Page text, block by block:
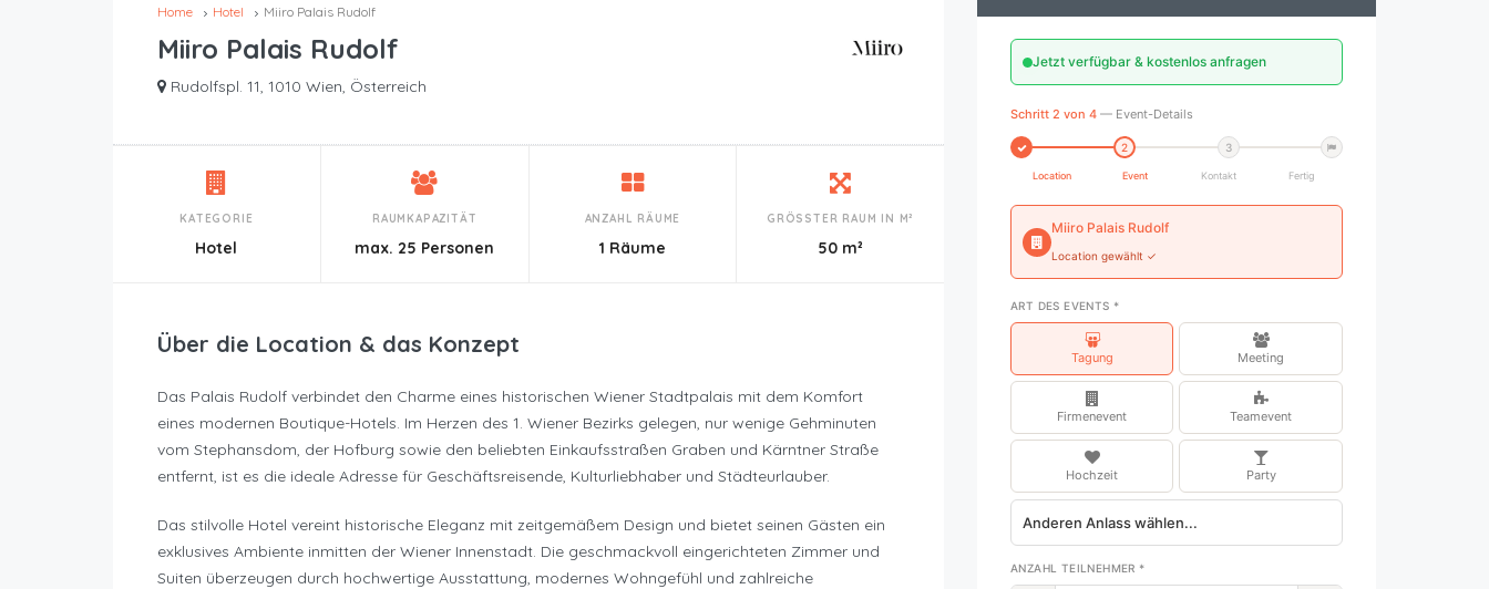
Home Hotel Miiro Palais Rudolf
Miiro Palais Rudolf
Rudolfspl. 11, 1010 Wien, Österreich
KATEGORIE
Hotel
RAUMKAPAZITÄT
max. 25 Personen
ANZAHL RÄUME
1 Räume
GRÖSSTER RAUM IN M²
50 m²
Über die Location & das Konzept
Das Palais Rudolf verbindet den Charme eines historischen Wiener Stadtpalais mit dem Komfort
eines modernen Boutique-Hotels. Im Herzen des 1. Wiener Bezirks gelegen, nur wenige Gehminuten
vom Stephansdom, der Hofburg sowie den beliebten Einkaufsstraßen Graben und Kärntner Straße
entfernt, ist es die ideale Adresse für Geschäftsreisende, Kulturliebhaber und Städteurlauber.
Das stilvolle Hotel vereint historische Eleganz mit zeitgemäßem Design und bietet seinen Gästen ein
exklusives Ambiente inmitten der Wiener Innenstadt. Die geschmackvoll eingerichteten Zimmer und
Suiten überzeugen durch hochwertige Ausstattung, modernes Wohngefühl und zahlreiche
Jetzt verfügbar & kostenlos anfragen
Schritt 2 von 4 — Event-Details
2 3
Location Event Kontakt Fertig
Miiro Palais Rudolf
Location gewählt ✓
ART DES EVENTS *
Tagung Meeting
Firmenevent Teamevent
Hochzeit Party
ANZAHL TEILNEHMER *